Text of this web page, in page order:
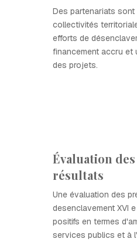
Des partenariats
collectivités
efforts de
financement accru et
des projets.
Évaluation
résultats
Une évaluation des
desenclavement XVI
positifs en termes
services publics et à